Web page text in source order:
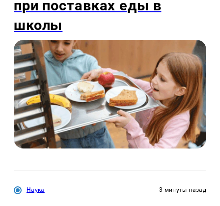
при поставках еды в
школы
Наука 3 минуты назад